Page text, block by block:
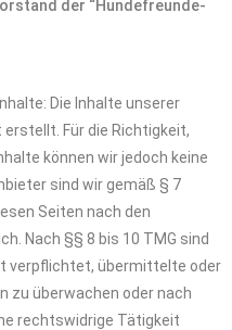
der “Hundefreunde-
Die Inhalte unserer
Für die Richtigkeit,
können wir jedoch keine
sind wir gemäß § 7
Seiten nach den
Nach §§ 8 bis 10 TMG sind
verpflichtet, übermittelte oder
zu überwachen oder nach
rechtswidrige Tätigkeit